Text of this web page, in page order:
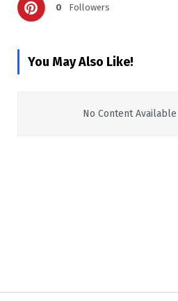
0 Followers
You May Also Like!
No Content Available